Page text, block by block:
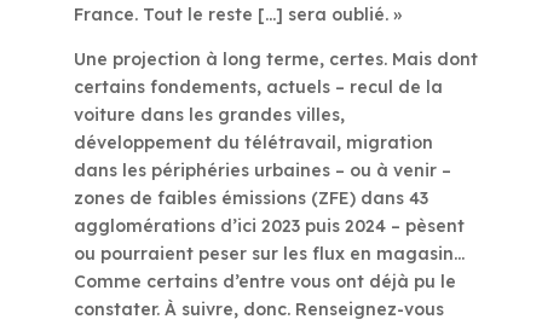
France. Tout le reste […] sera oublié. »
Une projection à long terme, certes. Mais dont
certains fondements, actuels – recul de la
voiture dans les grandes villes,
développement du télétravail, migration
dans les périphéries urbaines – ou à venir –
zones de faibles émissions (ZFE) dans 43
agglomérations d’ici 2023 puis 2024 – pèsent
ou pourraient peser sur les flux en magasin…
Comme certains d’entre vous ont déjà pu le
constater. À suivre, donc. Renseignez-vous